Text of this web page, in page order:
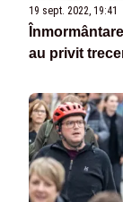
19 sept. 2022, 19:41
au privit